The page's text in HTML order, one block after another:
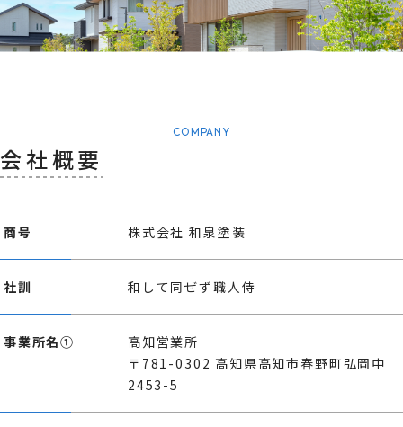
COMPANY
会社概要
商号 株式会社 和泉塗装
社訓 和して同ぜず職人侍
事業所名①
高知営業所
〒781-0302 高知県高知市春野町弘岡中
2453-5